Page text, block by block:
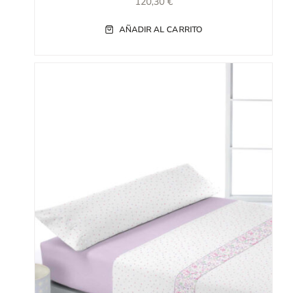
AÑADIR AL CARRITO